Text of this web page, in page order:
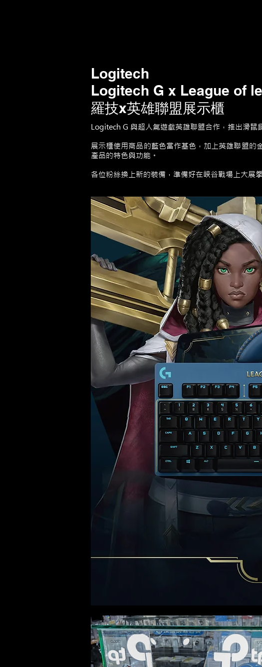
Logitech
Logitech G x League of
羅技x英雄聯盟展示櫃
Logitech G 與超人氣遊戲英雄聯盟合作，推出滑鼠
展示櫃使用商品的藍色當作基色，加上英雄聯盟
產品的特色與功能。
各位粉絲換上新的裝備，準備好在峽谷戰場上大展